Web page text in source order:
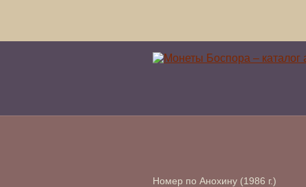
Номер по Анохину (1986 г.)